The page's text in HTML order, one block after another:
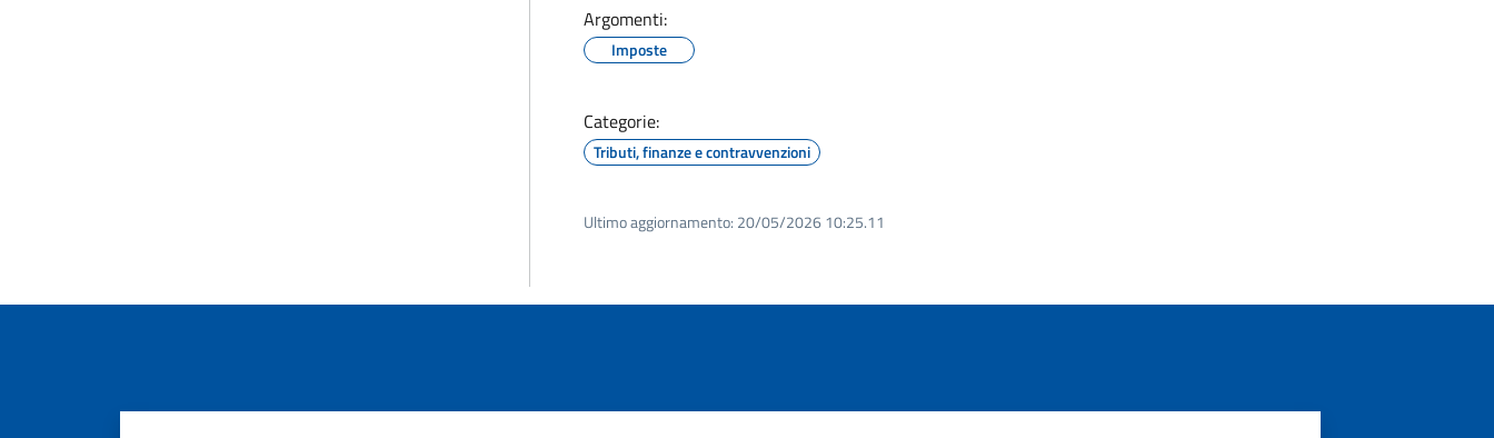
Argomenti:
Imposte
Categorie:
Tributi, finanze e contravvenzioni
Ultimo aggiornamento: 20/05/2026 10:25.11